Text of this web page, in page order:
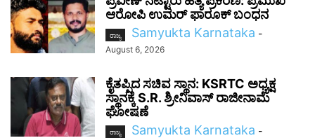
ಆರೋಪಿ ಉಮರ್ ಫಾರೂಕ್ ಬಂಧನ
ರಾಜ್ಯ Samyukta Karnataka -
August 6, 2026
ಕೈತಪ್ಪಿದ ಸಚಿವ ಸ್ಥಾನ: KSRTC ಅಧ್ಯಕ್ಷ
ಸ್ಥಾನಕ್ಕೆ S.R. ಶ್ರೀನಿವಾಸ್ ರಾಜೀನಾಮೆ
ಘೋಷಣೆ
ರಾಜ್ಯ Samyukta Karnataka -